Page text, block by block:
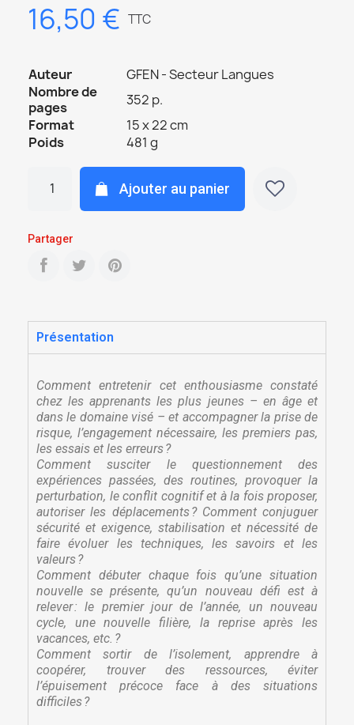
16,50 € TTC
Auteur
GFEN - Secteur Langues
Nombre de
pages
352 p.
Format
15 x 22 cm
Poids
481 g
Ajouter au panier
Partager
Présentation
Comment entretenir cet enthousiasme constaté
chez les apprenants les plus jeunes – en âge et
dans le domaine visé – et accompagner la prise de
risque, l’engagement nécessaire, les premiers pas,
les essais et les erreurs ?
Comment susciter le questionnement des
expériences passées, des routines, provoquer la
perturbation, le conflit cognitif et à la fois proposer,
autoriser les déplacements ? Comment conjuguer
sécurité et exigence, stabilisation et nécessité de
faire évoluer les techniques, les savoirs et les
valeurs ?
Comment débuter chaque fois qu’une situation
nouvelle se présente, qu’un nouveau défi est à
relever : le premier jour de l’année, un nouveau
cycle, une nouvelle filière, la reprise après les
vacances, etc. ?
Comment sortir de l’isolement, apprendre à
coopérer, trouver des ressources, éviter
l’épuisement précoce face à des situations
difficiles ?